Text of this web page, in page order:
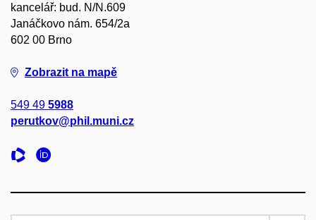
kancelář: bud. N/N.609
Janáčkovo nám. 654/2a
602 00 Brno
Zobrazit na mapě
549 49 5988
perutkov@phil.muni.cz